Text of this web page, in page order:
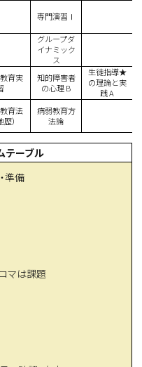
専門演習Ⅰ
グループダ
イナミック
ス
育実
知的障害者
の心理 B
生徒指導★
の理論と実
践 A
育法
）
病弱教育方
法論
テーブル
準備
マは課題